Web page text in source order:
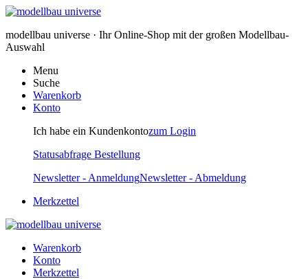
modellbau universe · Ihr Online-Shop mit der großen Modellbau-
Auswahl
Menu
Suche
Warenkorb
Konto
Ich habe ein Kundenkontozum Login
Statusabfrage Bestellung
Newsletter - AnmeldungNewsletter - Abmeldung
Merkzettel
Warenkorb
Konto
Merkzettel